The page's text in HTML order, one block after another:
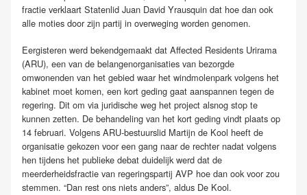
fractie verklaart Statenlid Juan David Yrausquin dat hoe dan ook
alle moties door zijn partij in overweging worden genomen.
Eergisteren werd bekendgemaakt dat Affected Residents Urirama
(ARU), een van de belangenorganisaties van bezorgde
omwonenden van het gebied waar het windmolenpark volgens het
kabinet moet komen, een kort geding gaat aanspannen tegen de
regering. Dit om via juridische weg het project alsnog stop te
kunnen zetten. De behandeling van het kort geding vindt plaats op
14 februari. Volgens ARU-bestuurslid Martijn de Kool heeft de
organisatie gekozen voor een gang naar de rechter nadat volgens
hen tijdens het publieke debat duidelijk werd dat de
meerderheidsfractie van regeringspartij AVP hoe dan ook voor zou
stemmen. “Dan rest ons niets anders”, aldus De Kool.